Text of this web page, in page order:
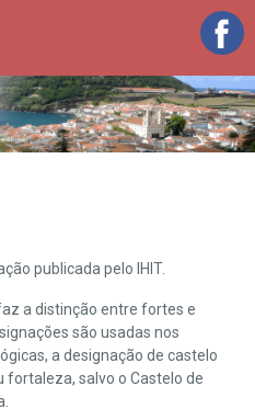
publicada pelo IHIT.
a distinção entre fortes e
são usadas nos
a designação de castelo
salvo o Castelo de